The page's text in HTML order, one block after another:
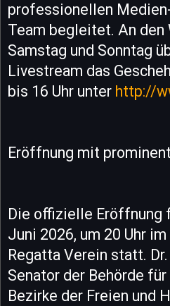
professionellen
Team begleitet. An
Samstag und Sonntag
Livestream das
bis 16 Uhr unter http://
Eröffnung mit
Die offizielle Eröffnung
Juni 2026, um 20 Uhr
Regatta Verein statt.
Senator der Behörde für
Bezirke der Freien und